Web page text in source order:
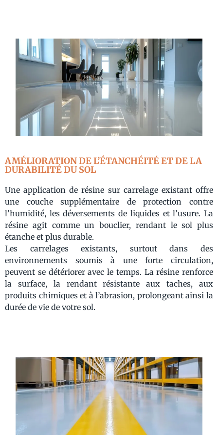
AMÉLIORATION DE L’ÉTANCHÉITÉ ET DE LA
DURABILITÉ DU SOL
Une application de résine sur carrelage existant offre
une couche supplémentaire de protection contre
l’humidité, les déversements de liquides et l’usure. La
résine agit comme un bouclier, rendant le sol plus
étanche et plus durable.
Les carrelages existants, surtout dans des
environnements soumis à une forte circulation,
peuvent se détériorer avec le temps. La résine renforce
la surface, la rendant résistante aux taches, aux
produits chimiques et à l’abrasion, prolongeant ainsi la
durée de vie de votre sol.